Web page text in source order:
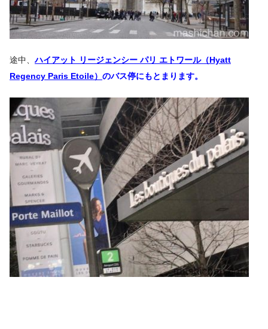
途中、ハイアット リージェンシー パリ エトワール（Hyatt
Regency Paris Etoile） のバス停にもとまります。